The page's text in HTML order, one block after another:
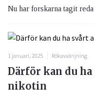
Nu har forskarna tagit
1 januari, 2025 Rökavvänjning
Därför kan du
nikotin